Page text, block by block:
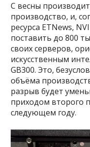
С весны
производство, и,
ресурса ETNews,
поставить до 800
своих серверов,
искусственным
GB300. Это,
объёма
разрыв будет
приходом второго
следующем году.